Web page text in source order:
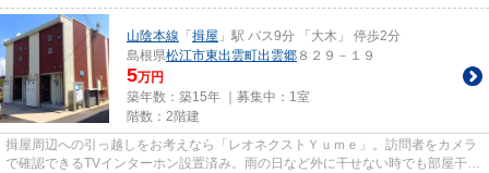
山陰本線 「 揖屋 」駅 バス9分 「大木」 停歩2分
島根県松江市東出雲町出雲郷 ８２９－１９
5万円
築年数：築15年 ｜募集中： 1室
階数：2階建
揖屋周辺への引っ越しをお考えなら「レオネクストＹｕｍｅ」。訪問者をカメラ
で確認できるTVインターホン設置済み。雨の日など外に干せない時でも部屋干し